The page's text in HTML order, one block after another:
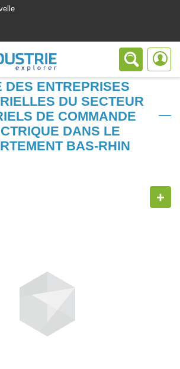
DES ENTREPRISES
DU SECTEUR
DE COMMANDE
DANS LE
BAS-RHIN
+